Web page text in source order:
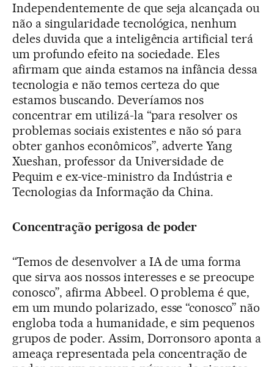
Independentemente de que seja alcançada ou
não a singularidade tecnológica, nenhum
deles duvida que a inteligência artificial terá
um profundo efeito na sociedade. Eles
afirmam que ainda estamos na infância dessa
tecnologia e não temos certeza do que
estamos buscando. Deveríamos nos
concentrar em utilizá-la “para resolver os
problemas sociais existentes e não só para
obter ganhos econômicos”, adverte Yang
Xueshan, professor da Universidade de
Pequim e ex-vice-ministro da Indústria e
Tecnologias da Informação da China.
Concentração perigosa de poder
“Temos de desenvolver a IA de uma forma
que sirva aos nossos interesses e se preocupe
conosco”, afirma Abbeel. O problema é que,
em um mundo polarizado, esse “conosco” não
engloba toda a humanidade, e sim pequenos
grupos de poder. Assim, Dorronsoro aponta a
ameaça representada pela concentração de